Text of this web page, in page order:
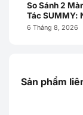
So Sánh 2
Tác SUMMY:
6 Tháng 8, 2026
Sản phẩm